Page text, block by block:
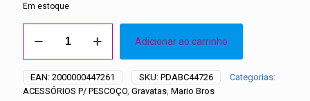
Em estoque
Médias
Aplique
EVA
Personagens
Adicionar ao carrinho
EAN: 2000000447261 SKU: PDABC44726
Categorias:
ACESSÓRIOS P/ PESCOÇO Gravatas Mario Bros